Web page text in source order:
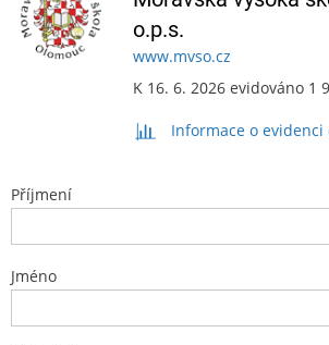
o.p.s.
www.mvso.cz
K 16. 6. 2026 evidováno 1
Informace o
Příjmení
Jméno